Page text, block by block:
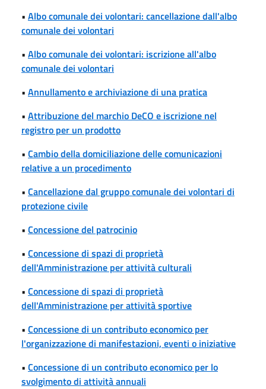
• Albo comunale dei volontari: cancellazione dall'albo
comunale dei volontari
• Albo comunale dei volontari: iscrizione all'albo
comunale dei volontari
• Annullamento e archiviazione di una pratica
• Attribuzione del marchio DeCO e iscrizione nel
registro per un prodotto
• Cambio della domiciliazione delle comunicazioni
relative a un procedimento
• Cancellazione dal gruppo comunale dei volontari di
protezione civile
• Concessione del patrocinio
• Concessione di spazi di proprietà
dell'Amministrazione per attività culturali
• Concessione di spazi di proprietà
dell'Amministrazione per attività sportive
• Concessione di un contributo economico per
l'organizzazione di manifestazioni, eventi o iniziative
• Concessione di un contributo economico per lo
svolgimento di attività annuali